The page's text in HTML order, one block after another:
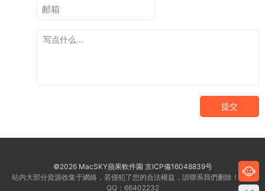
提交
©2026 MacSKY蘋果軟件園 京ICP備16048839号
站内大部分資源收集于網絡，若侵犯了您的合法權益，請聯系我們删除！客服
QQ：66402232